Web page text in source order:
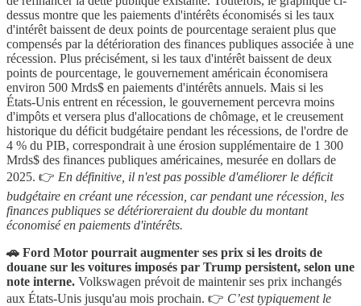
dessus montre que les paiements d'intérêts économisés si les taux
d'intérêt baissent de deux points de pourcentage seraient plus que
compensés par la détérioration des finances publiques associée à une
récession. Plus précisément, si les taux d'intérêt baissent de deux
points de pourcentage, le gouvernement américain économisera
environ 500 Mrds$ en paiements d'intérêts annuels. Mais si les
États-Unis entrent en récession, le gouvernement percevra moins
d'impôts et versera plus d'allocations de chômage, et le creusement
historique du déficit budgétaire pendant les récessions, de l'ordre de
4 % du PIB, correspondrait à une érosion supplémentaire de 1 300
Mrds$ des finances publiques américaines, mesurée en dollars de
2025. 👉 En définitive, il n'est pas possible d'améliorer le déficit
budgétaire en créant une récession, car pendant une récession, les
finances publiques se détérioreraient du double du montant
économisé en paiements d'intérêts.
🚗 Ford Motor pourrait augmenter ses prix si les droits de
douane sur les voitures imposés par Trump persistent, selon une
note interne. Volkswagen prévoit de maintenir ses prix inchangés
aux États-Unis jusqu'au mois prochain. 👉 C’est typiquement le